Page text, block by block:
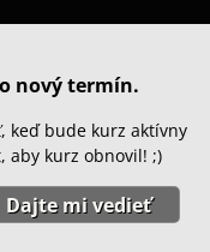
nový termín.
keď bude kurz aktívny
aby kurz obnovil! ;)